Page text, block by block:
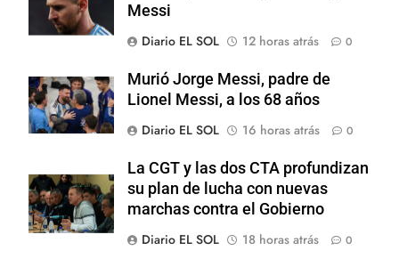
Messi
Diario EL SOL
12 horas atrás 0
Murió Jorge Messi, padre de
Lionel Messi, a los 68 años
Diario EL SOL
16 horas atrás 0
La CGT y las dos CTA profundizan
su plan de lucha con nuevas
marchas contra el Gobierno
Diario EL SOL
18 horas atrás 0